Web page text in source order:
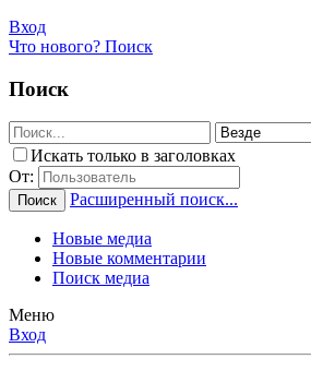
Вход
Что нового? Поиск
Поиск
Искать только в заголовках
От:
Поиск Расширенный поиск...
Новые медиа
Новые комментарии
Поиск медиа
Меню
Вход